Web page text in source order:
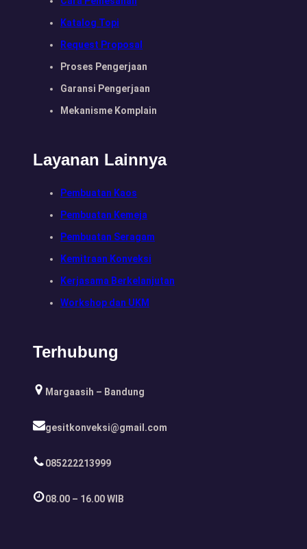
Katalog Topi
Request Proposal
Proses Pengerjaan
Garansi Pengerjaan
Mekanisme Komplain
Layanan Lainnya
Pembuatan Kaos
Pembuatan Kemeja
Pembuatan Seragam
Kemitraan Konveksi
Kerjasama Berkelanjutan
Workshop dan UKM
Terhubung
Margaasih – Bandung
gesitkonveksi@gmail.com
085222213999
08.00 – 16.00 WIB